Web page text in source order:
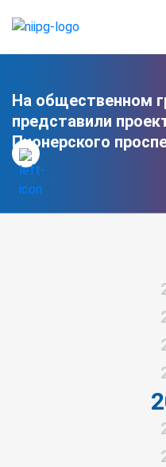
На общественном
представили
Пионерского